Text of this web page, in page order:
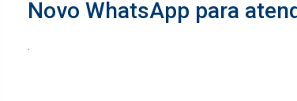
Novo WhatsApp para
.